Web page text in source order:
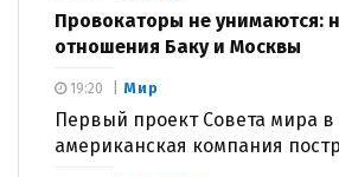
Провокаторы не унимаются:
отношения Баку и Москвы
Мир
Первый проект Совета мира в
американская компания
19:20